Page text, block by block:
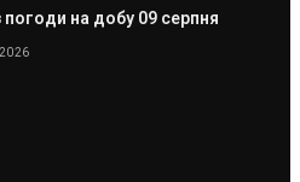
погоди на добу 09 серпня